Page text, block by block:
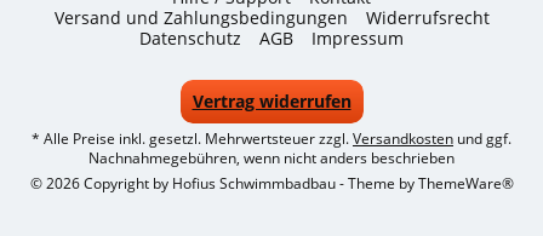
Versand und Zahlungsbedingungen
Widerrufsrecht
Datenschutz
AGB Impressum
Vertrag widerrufen
* Alle Preise inkl. gesetzl. Mehrwertsteuer zzgl.Versandkosten und ggf.
Nachnahmegebühren, wenn nicht anders beschrieben
© 2026 Copyright by Hofius Schwimmbadbau - Theme byThemeWare®